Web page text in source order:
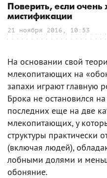
Поверить, если очень
мистификации
21 ноября 2016, 10:53
На основании свой
млекопитающих на
запахи играют главную
Брока не остановился
последних еще на две
млекопитающих, у
структуры практически
(включая людей),
лобными долями и
обоняние.